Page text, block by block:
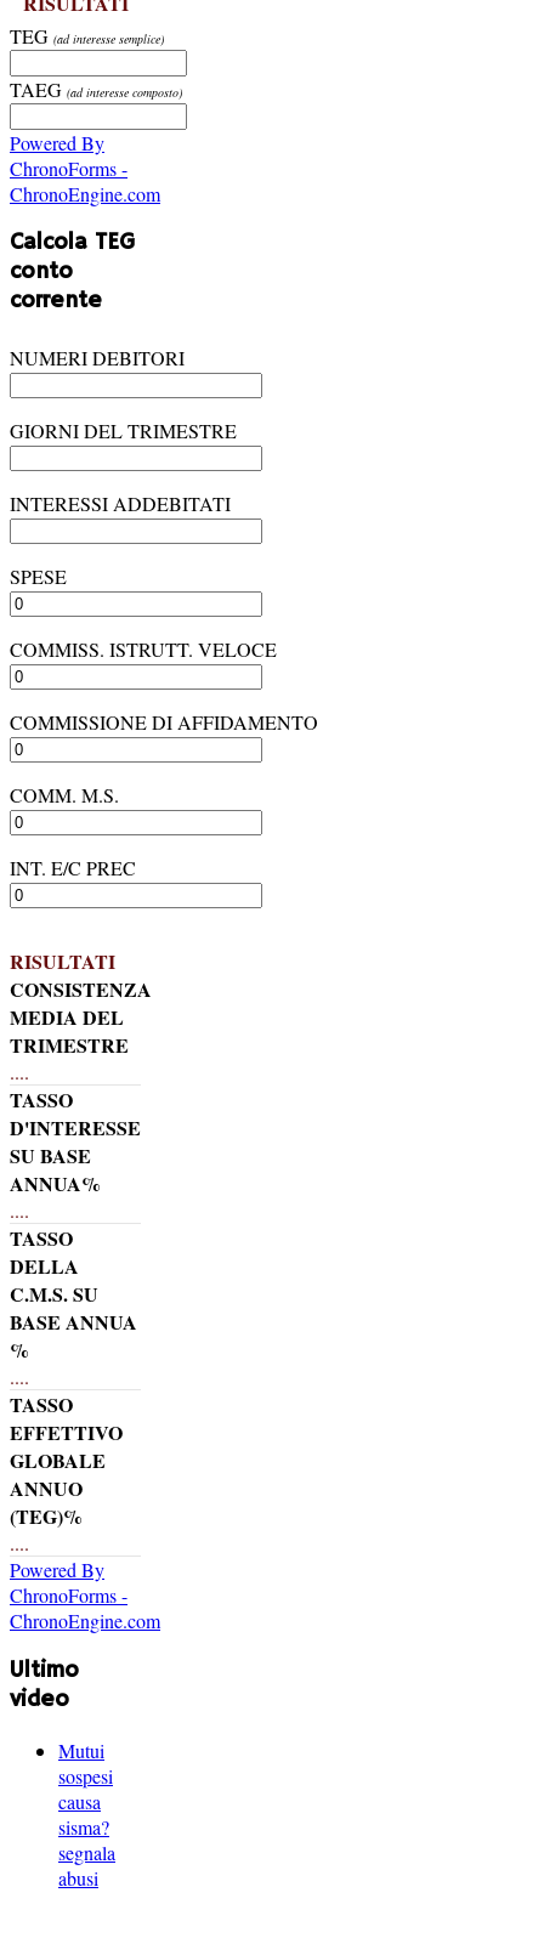
TEG (ad interesse semplice)
TAEG (ad interesse composto)
Powered By
ChronoForms -
ChronoEngine.com
Calcola TEG
conto
corrente
NUMERI DEBITORI
GIORNI DEL TRIMESTRE
INTERESSI ADDEBITATI
SPESE
COMMISS. ISTRUTT. VELOCE
COMMISSIONE DI AFFIDAMENTO
COMM. M.S.
INT. E/C PREC
RISULTATI
CONSISTENZA
MEDIA DEL
TRIMESTRE
....
TASSO
D'INTERESSE
SU BASE
ANNUA%
....
TASSO
DELLA
C.M.S. SU
BASE ANNUA
%
....
TASSO
EFFETTIVO
GLOBALE
ANNUO
(TEG)%
....
Powered By
ChronoForms -
ChronoEngine.com
Ultimo
video
Mutui
sospesi
causa
sisma?
segnala
abusi